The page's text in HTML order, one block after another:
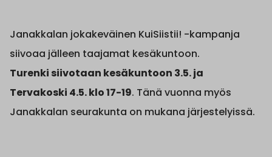
Janakkalan jokakeväinen KuiSiistii! -kampanja
siivoaa jälleen taajamat kesäkuntoon.
Turenki siivotaan kesäkuntoon 3.5. ja
Tervakoski 4.5. klo 17-19. Tänä vuonna myös
Janakkalan seurakunta on mukana järjestelyissä.